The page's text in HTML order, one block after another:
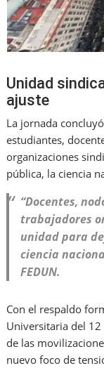
Unidad
ajuste
La jornada
estudiantes,
organizaciones
pública, la ciencia
“Docentes,
trabajadores
unidad para
ciencia
FEDUN.
Con el respaldo
Universitaria del
de las
nuevo foco de